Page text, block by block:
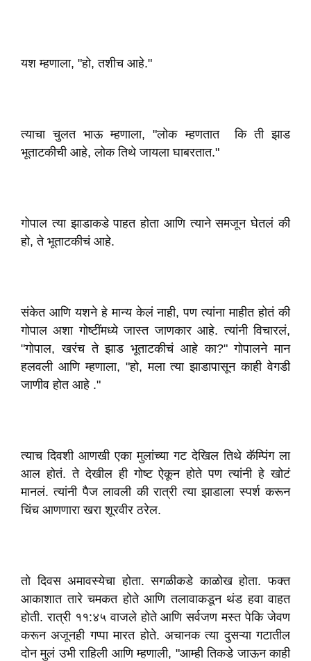
यश म्हणाला, "हो, तशीच आहे."
त्याचा चुलत भाऊ म्हणाला, "लोक म्हणतात कि ती झाड
भूताटकीची आहे, लोक तिथे जायला घाबरतात."
गोपाल त्या झाडाकडे पाहत होता आणि त्याने समजून घेतलं की
हो, ते भूताटकीचं आहे.
संकेत आणि यशने हे मान्य केलं नाही, पण त्यांना माहीत होतं की
गोपाल अशा गोष्टींमध्ये जास्त जाणकार आहे. त्यांनी विचारलं,
"गोपाल, खरंच ते झाड भूताटकीचं आहे का?" गोपालने मान
हलवली आणि म्हणाला, "हो, मला त्या झाडापासून काही वेगडी
जाणीव होत आहे ."
त्याच दिवशी आणखी एका मुलांच्या गट देखिल तिथे कॅम्पिंग ला
आल होतं. ते देखील ही गोष्ट ऐकून होते पण त्यांनी हे खोटं
मानलं. त्यांनी पैज लावली की रात्री त्या झाडाला स्पर्श करून
चिंच आणणारा खरा शूरवीर ठरेल.
तो दिवस अमावस्येचा होता. सगळीकडे काळोख होता. फक्त
आकाशात तारे चमकत होते आणि तलावाकडून थंड हवा वाहत
होती. रात्री ११:४५ वाजले होते आणि सर्वजण मस्त पेकि जेवण
करून अजूनही गप्पा मारत होते. अचानक त्या दुसऱ्या गटातील
दोन मुलं उभी राहिली आणि म्हणाली, "आम्ही तिकडे जाऊन काही